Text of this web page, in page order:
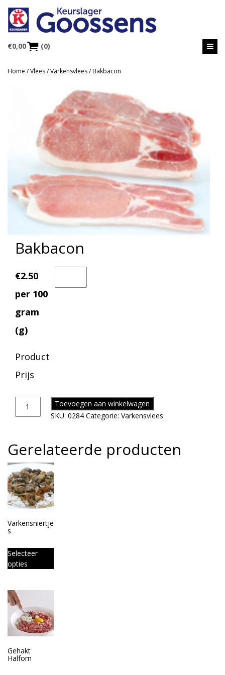
€0,00 (0)
Home /Vlees/Varkensvlees/ Bakbacon
Bakbacon
€2.50
per 100
gram
(g)
Product
Prijs
Toevoegen aan winkelwagen
SKU: 0284 Categorie: Varkensvlees
Gerelateerde producten
Varkensniertje
s
Selecteer
opties
Gehakt
Halfom